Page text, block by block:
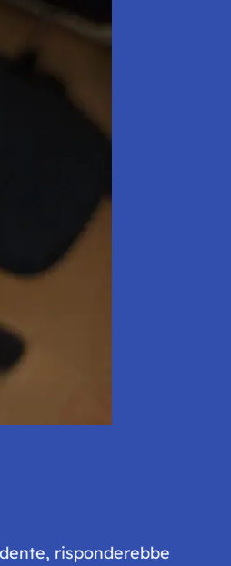
, risponderebbe